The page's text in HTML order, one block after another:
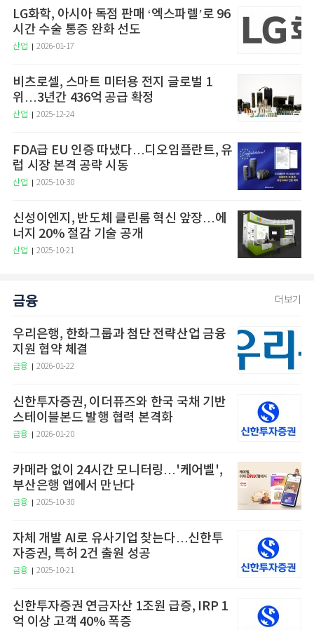
LG화학, 아시아 독점 판매 ‘엑스파렐’로 96
시간 수술 통증 완화 선도
산업 2026-01-17
비츠로셀, 스마트 미터용 전지 글로벌 1
위…3년간 436억 공급 확정
산업 2025-12-24
FDA급 EU 인증 따냈다…디오임플란트, 유
럽 시장 본격 공략 시동
산업 2025-10-30
신성이엔지, 반도체 클린룸 혁신 앞장…에
너지 20% 절감 기술 공개
산업 2025-10-21
금융 더보기
우리은행, 한화그룹과 첨단 전략산업 금융
지원 협약 체결
금융 2026-01-22
신한투자증권, 이더퓨즈와 한국 국채 기반
스테이블본드 발행 협력 본격화
금융 2026-01-20
카메라 없이 24시간 모니터링…'케어벨',
부산은행 앱에서 만난다
금융 2025-10-30
자체 개발 AI로 유사기업 찾는다…신한투
자증권, 특허 2건 출원 성공
금융 2025-10-21
신한투자증권 연금자산 1조원 급증, IRP 1
억 이상 고객 40% 폭증